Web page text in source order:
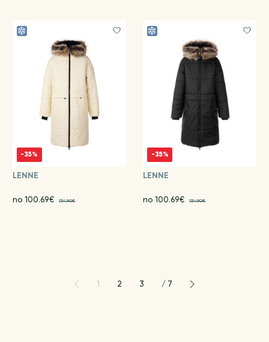
-35%
LENNE
no 100.69€ 154.90€
-35%
LENNE
no 100.69€ 154.90€
1 2 3 / 7